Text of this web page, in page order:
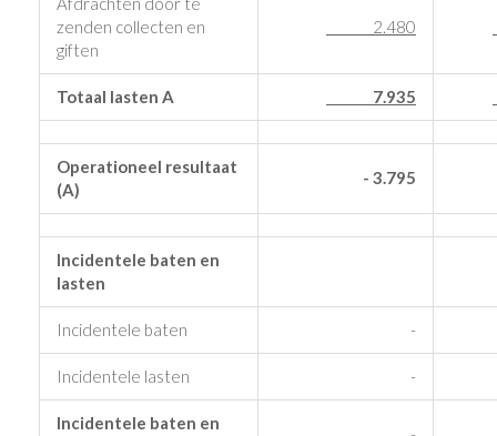
zenden collecten en
giften
2.480
Totaal lasten A 7.935
Operationeel resultaat
(A)
- 3.795
Incidentele baten en
lasten
Incidentele baten -
Incidentele lasten -
Incidentele baten en